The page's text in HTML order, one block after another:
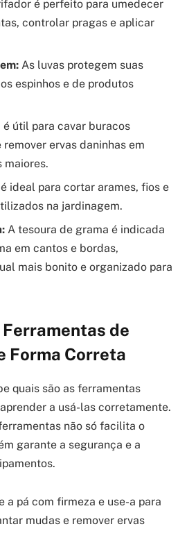
é perfeito para umedecer
controlar pragas e aplicar
As luvas protegem suas
espinhos e de produtos
é útil para cavar buracos
remover ervas daninhas em
maiores.
ideal para cortar arames, fios e
na jardinagem.
A tesoura de grama é indicada
em cantos e bordas,
mais bonito e organizado para
Ferramentas de
Forma Correta
quais são as ferramentas
a usá-las corretamente.
não só facilita o
garante a segurança e a
a pá com firmeza e use-a para
mudas e remover ervas